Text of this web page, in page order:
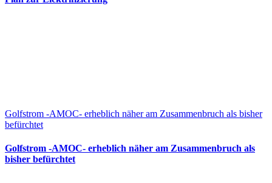
Golfstrom -AMOC- erheblich näher am Zusammenbruch als bisher
befürchtet
Golfstrom -AMOC- erheblich näher am Zusammenbruch als
bisher befürchtet